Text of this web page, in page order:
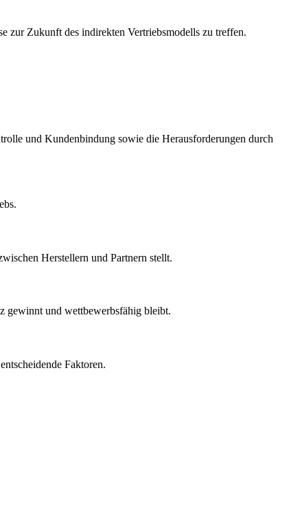
zur Zukunft des indirekten Vertriebsmodells zu treffen.
und Kundenbindung sowie die Herausforderungen durch
Herstellern und Partnern stellt.
gewinnt und wettbewerbsfähig bleibt.
Faktoren.